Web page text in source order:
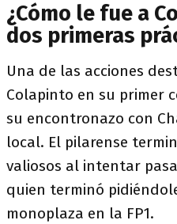
¿Cómo le fue a
dos primeras
Una de las acciones
Colapinto en su primer
su encontronazo con
local. El pilarense
valiosos al intentar
quien terminó
monoplaza en la FP1.